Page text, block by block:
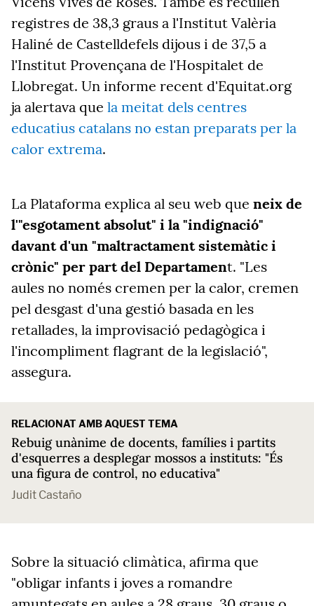
registres de 38,3 graus a l'Institut Valèria
Haliné de Castelldefels dijous i de 37,5 a
l'Institut Provençana de l'Hospitalet de
Llobregat. Un informe recent d'Equitat.org
ja alertava que la meitat dels centres
educatius catalans no estan preparats per la
calor extrema.
La Plataforma explica al seu web que neix de
l'"esgotament absolut" i la "indignació"
davant d'un "maltractament sistemàtic i
crònic" per part del Departament. "Les
aules no només cremen per la calor, cremen
pel desgast d'una gestió basada en les
retallades, la improvisació pedagògica i
l'incompliment flagrant de la legislació",
assegura.
RELACIONAT AMB AQUEST TEMA
Rebuig unànime de docents, famílies i partits
d'esquerres a desplegar mossos a instituts: "És
una figura de control, no educativa"
Judit Castaño
Sobre la situació climàtica, afirma que
"obligar infants i joves a romandre